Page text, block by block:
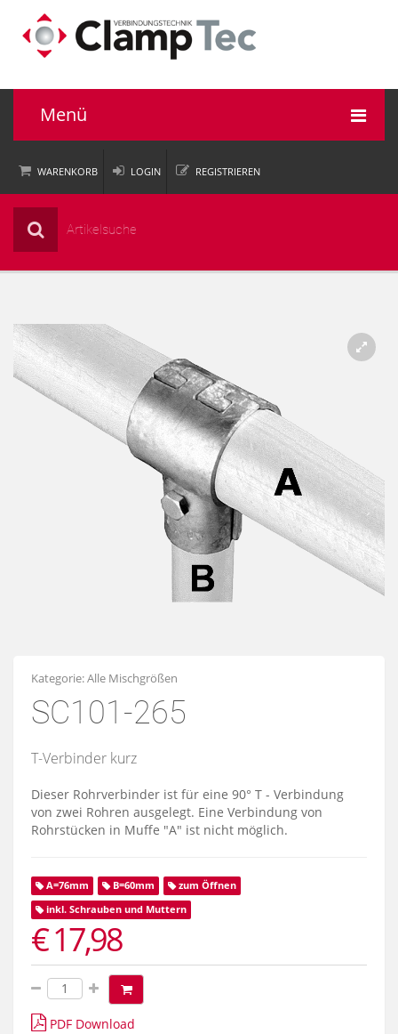
Menü
Einsatzbereiche
Unternehmen
Service
WARENKORB LOGIN REGISTRIEREN
Kategorie:Alle Mischgrößen
SC101-265
T-Verbinder kurz
Dieser Rohrverbinder ist für eine 90° T - Verbindung
von zwei Rohren ausgelegt. Eine Verbindung von
Rohrstücken in Muffe "A" ist nicht möglich.
A=76mm B=60mm
zum Öffnen
inkl. Schrauben und Muttern
€ 17,98
PDF Download